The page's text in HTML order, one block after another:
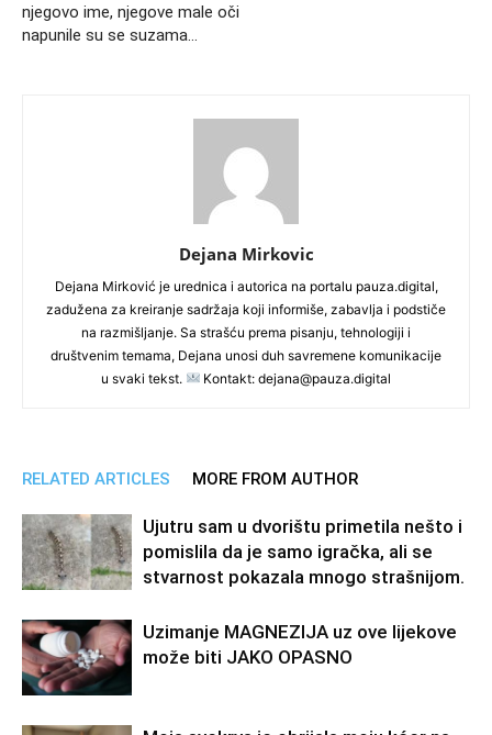
njegovo ime, njegove male oči
napunile su se suzama…
Dejana Mirkovic
Dejana Mirković je urednica i autorica na portalu pauza.digital,
zadužena za kreiranje sadržaja koji informiše, zabavlja i podstiče
na razmišljanje. Sa strašću prema pisanju, tehnologiji i
društvenim temama, Dejana unosi duh savremene komunikacije
u svaki tekst.
Kontakt: dejana@pauza.digital
RELATED ARTICLES MORE FROM AUTHOR
Ujutru sam u dvorištu primetila nešto i
pomislila da je samo igračka, ali se
stvarnost pokazala mnogo strašnijom.
Uzimanje MAGNEZIJA uz ove lijekove
može biti JAKO OPASNO